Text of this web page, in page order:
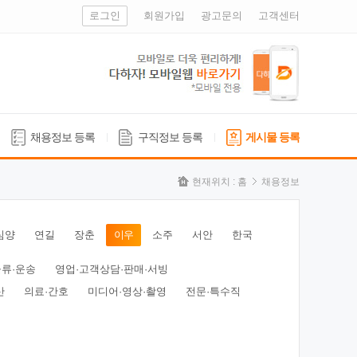
로그인 회원가입 광고문의 고객센터
채용정보 등록 구직정보 등록 게시물 등록
현재위치 : 홈 채용정보
양 연길 장춘 이우 소주 서안 한국
·운송
영업·고객상담·판매·서빙
의료·간호 미디어·영상·촬영 전문·특수직